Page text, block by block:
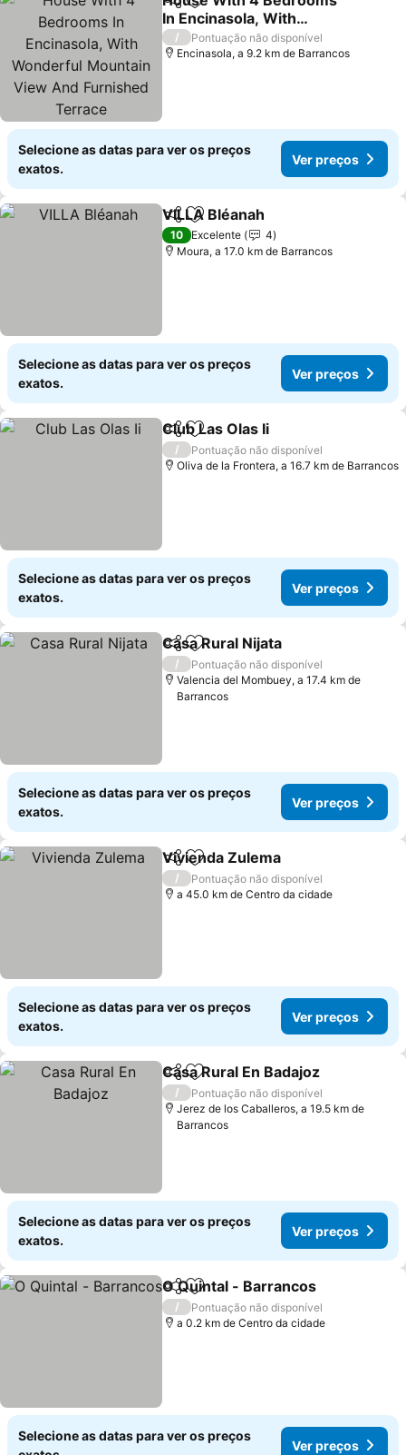
PartilharAdicionar aos favoritos
In Encinasola, With
Wonderful Mountain
View And Furnished
Ver preços
/
Pontuação não disponível
Encinasola, a 9.2 km de Barrancos
Selecione as datas para ver os preços
exatos.
Ver preços
PartilharAdicionar aos favoritos
VILLA Bléanah
10 Excelente
4
Moura, a 17.0 km de Barrancos
Selecione as datas para ver os preços
exatos.
Ver preços
PartilharAdicionar aos favoritos
Club Las Olas Ii
/
Pontuação não disponível
Oliva de la Frontera, a 16.7 km de Barrancos
Selecione as datas para ver os preços
exatos.
Ver preços
PartilharAdicionar aos favoritos
Casa Rural Nijata
/
Pontuação não disponível
Valencia del Mombuey, a 17.4 km de
Barrancos
Selecione as datas para ver os preços
exatos.
Ver preços
PartilharAdicionar aos favoritos
Vivienda Zulema
/
Pontuação não disponível
a 45.0 km de Centro da cidade
Selecione as datas para ver os preços
exatos.
Ver preços
PartilharAdicionar aos favoritos
Casa Rural En Badajoz
/
Pontuação não disponível
Jerez de los Caballeros, a 19.5 km de
Barrancos
Selecione as datas para ver os preços
exatos.
Ver preços
PartilharAdicionar aos favoritos
O Quintal - Barrancos
/
Pontuação não disponível
a 0.2 km de Centro da cidade
Selecione as datas para ver os preços
Ver preços